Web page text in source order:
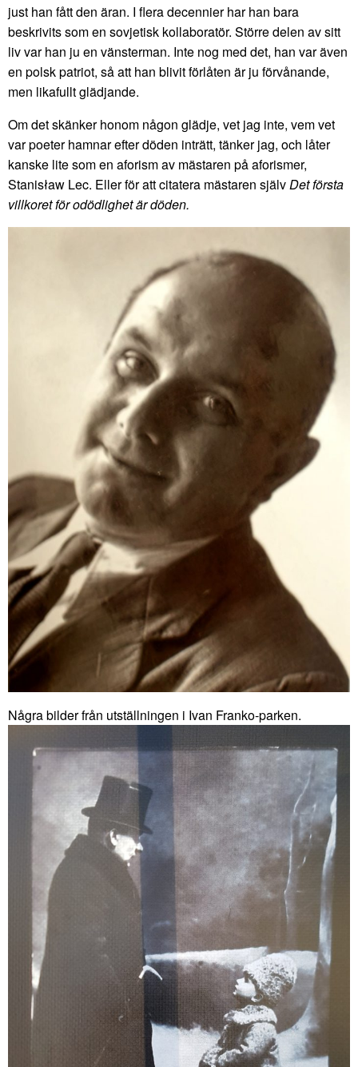
just han fått den äran. I flera decennier har han bara
beskrivits som en sovjetisk kollaboratör. Större delen av sitt
liv var han ju en vänsterman. Inte nog med det, han var även
en polsk patriot, så att han blivit förlåten är ju förvånande,
men likafullt glädjande.
Om det skänker honom någon glädje, vet jag inte, vem vet
var poeter hamnar efter döden inträtt, tänker jag, och låter
kanske lite som en aforism av mästaren på aforismer,
Stanisław Lec. Eller för att citatera mästaren självDet första
villkoret för odödlighet är döden.
Några bilder från utställningen i Ivan Franko-parken.